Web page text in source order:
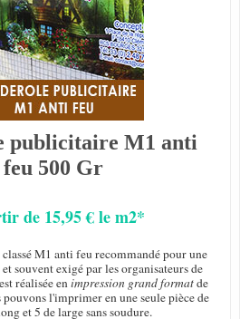
publicitaire M1 anti
feu 500 Gr
de 15,95 € le m2*
classé M1 anti feu recommandé pour une
souvent exigé par les organisateurs de
réalisée enimpression grand formatde
l'imprimer en une seule pièce de
et 5 de large sans soudure.